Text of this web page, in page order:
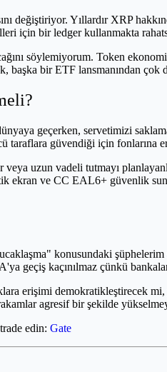
değiştiriyor. Yıllardır XRP
için bir ledger kullanmakta
söylemiyorum. Token
başka bir ETF lansmanından
geçerken, servetimizi
taraflara güvendiği için fonlarına
uzun vadeli tutmayı
ekran ve CC EAL6+ güvenlik
konusundaki şüphelerim
geçiş kaçınılmaz çünkü
erişimi demokratikleştirecek
agresif bir şekilde
edin: Gate